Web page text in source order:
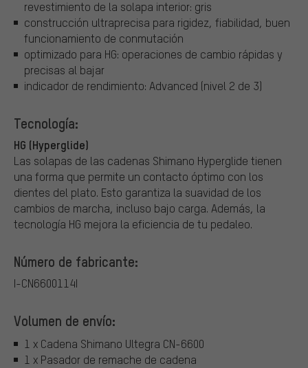
revestimiento de la solapa interior: gris
construcción ultraprecisa para rigidez, fiabilidad, buen
funcionamiento de conmutación
optimizado para HG: operaciones de cambio rápidas y
precisas al bajar
indicador de rendimiento: Advanced (nivel 2 de 3)
Tecnología:
HG (Hyperglide)
Las solapas de las cadenas Shimano Hyperglide tienen
una forma que permite un contacto óptimo con los
dientes del plato. Esto garantiza la suavidad de los
cambios de marcha, incluso bajo carga. Además, la
tecnología HG mejora la eficiencia de tu pedaleo.
Número de fabricante:
I-CN6600114I
Volumen de envío:
1 x Cadena Shimano Ultegra CN-6600
1 x Pasador de remache de cadena